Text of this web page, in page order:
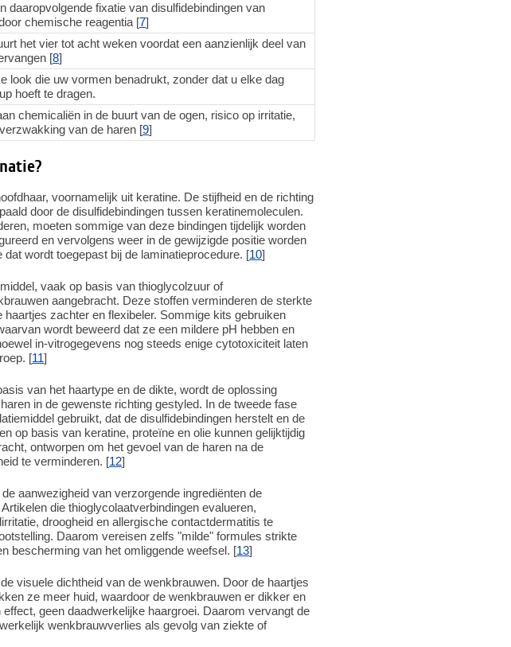
daaropvolgende fixatie van disulfidebindingen van
chemische reagentia [7]
het vier tot acht weken voordat een aanzienlijk deel van
[8]
look die uw vormen benadrukt, zonder dat u elke dag
hoeft te dragen.
chemicaliën in de buurt van de ogen, risico op irritatie,
van de haren [9]
voornamelijk uit keratine. De stijfheid en de richting
door de disulfidebindingen tussen keratinemoleculen.
moeten sommige van deze bindingen tijdelijk worden
en vervolgens weer in de gewijzigde positie worden
wordt toegepast bij de laminatieprocedure. [10]
vaak op basis van thioglycolzuur of
aangebracht. Deze stoffen verminderen de sterkte
zachter en flexibeler. Sommige kits gebruiken
wordt beweerd dat ze een mildere pH hebben en
in-vitrogegevens nog steeds enige cytotoxiciteit laten
[11]
van het haartype en de dikte, wordt de oplossing
in de gewenste richting gestyled. In de tweede fase
gebruikt, dat de disulfidebindingen herstelt en de
op basis van keratine, proteïne en olie kunnen gelijktijdig
ontworpen om het gevoel van de haren na de
te verminderen. [12]
aanwezigheid van verzorgende ingrediënten de
die thioglycolaatverbindingen evalueren,
droogheid en allergische contactdermatitis te
Daarom vereisen zelfs "milde" formules strikte
bescherming van het omliggende weefsel. [13]
visuele dichtheid van de wenkbrauwen. Door de haartjes
ze meer huid, waardoor de wenkbrauwen er dikker en
geen daadwerkelijke haargroei. Daarom vervangt de
wenkbrauwverlies als gevolg van ziekte of